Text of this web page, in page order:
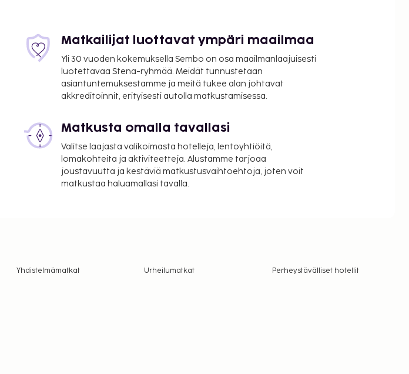
Matkailijat luottavat ympäri maailmaa
Yli 30 vuoden kokemuksella Sembo on osa maailmanlaajuisesti
luotettavaa Stena-ryhmää. Meidät tunnustetaan
asiantuntemuksestamme ja meitä tukee alan johtavat
akkreditoinnit, erityisesti autolla matkustamisessa.
Matkusta omalla tavallasi
Valitse laajasta valikoimasta hotelleja, lentoyhtiöitä,
lomakohteita ja aktiviteetteja. Alustamme tarjoaa
joustavuutta ja kestäviä matkustusvaihtoehtoja, joten voit
matkustaa haluamallasi tavalla.
Yhdistelmämatkat Urheilumatkat
Perheystävälliset hotellit